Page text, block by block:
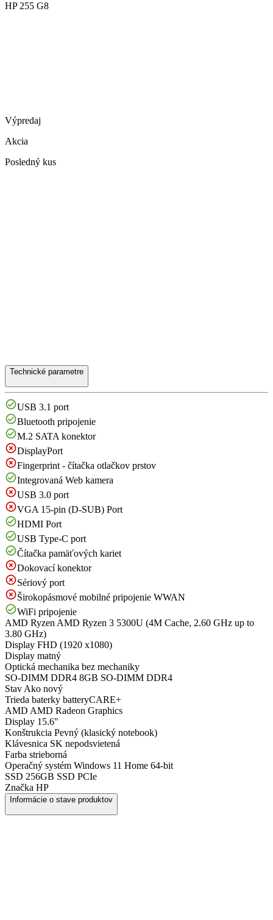
HP 255 G8
Výpredaj
Akcia
Posledný kus
Technické parametre
USB 3.1 port
Bluetooth pripojenie
M.2 SATA konektor
DisplayPort
Fingerprint - čítačka otlačkov prstov
Integrovaná Web kamera
USB 3.0 port
VGA 15-pin (D-SUB) Port
HDMI Port
USB Type-C port
Čítačka pamäťových kariet
Dokovací konektor
Sériový port
Širokopásmové mobilné pripojenie WWAN
WiFi pripojenie
AMD Ryzen AMD Ryzen 3 5300U (4M Cache, 2.60 GHz up to
3.80 GHz)
Display FHD (1920 x1080)
Display matný
Optická mechanika bez mechaniky
SO-DIMM DDR4 8GB SO-DIMM DDR4
Stav Ako nový
Trieda baterky batteryCARE+
AMD AMD Radeon Graphics
Display 15.6"
Konštrukcia Pevný (klasický notebook)
Klávesnica SK nepodsvietená
Farba strieborná
Operačný systém Windows 11 Home 64-bit
SSD 256GB SSD PCIe
Značka HP
Informácie o stave produktov